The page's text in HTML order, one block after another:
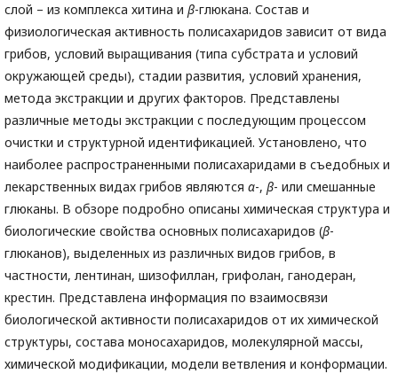
слой – из комплекса хитина и β-глюкана. Состав и
физиологическая активность полисахаридов зависит от вида
грибов, условий выращивания (типа субстрата и условий
окружающей среды), стадии развития, условий хранения,
метода экстракции и других факторов. Представлены
различные методы экстракции с последующим процессом
очистки и структурной идентификацией. Установлено, что
наиболее распространенными полисахаридами в съедобных и
лекарственных видах грибов являются α-, β- или смешанные
глюканы. В обзоре подробно описаны химическая структура и
биологические свойства основных полисахаридов (β-
глюканов), выделенных из различных видов грибов, в
частности, лентинан, шизофиллан, грифолан, ганодеран,
крестин. Представлена информация по взаимосвязи
биологической активности полисахаридов от их химической
структуры, состава моносахаридов, молекулярной массы,
химической модификации, модели ветвления и конформации.